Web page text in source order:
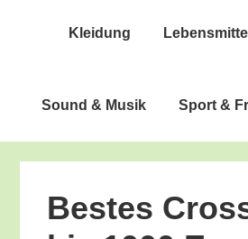
Klei­dung
Sound & Musik Sport &
Bes­tes